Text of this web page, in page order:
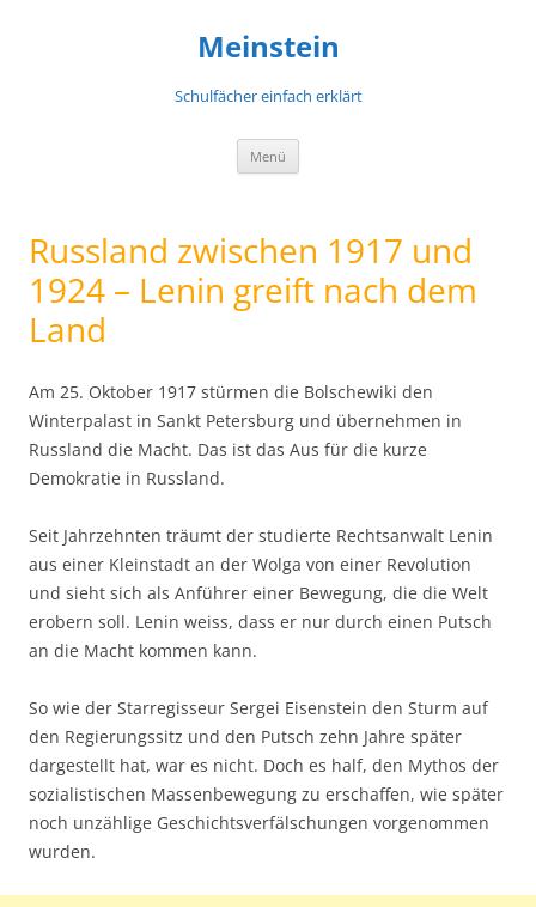
Meinstein
Schulfächer einfach erklärt
Menü
Russland zwischen 1917 und
1924 – Lenin greift nach dem
Land
Am 25. Oktober 1917 stürmen die Bolschewiki den
Winterpalast in Sankt Petersburg und übernehmen in
Russland die Macht. Das ist das Aus für die kurze
Demokratie in Russland.
Seit Jahrzehnten träumt der studierte Rechtsanwalt Lenin
aus einer Kleinstadt an der Wolga von einer Revolution
und sieht sich als Anführer einer Bewegung, die die Welt
erobern soll. Lenin weiss, dass er nur durch einen Putsch
an die Macht kommen kann.
So wie der Starregisseur Sergei Eisenstein den Sturm auf
den Regierungssitz und den Putsch zehn Jahre später
dargestellt hat, war es nicht. Doch es half, den Mythos der
sozialistischen Massenbewegung zu erschaffen, wie später
noch unzählige Geschichtsverfälschungen vorgenommen
wurden.